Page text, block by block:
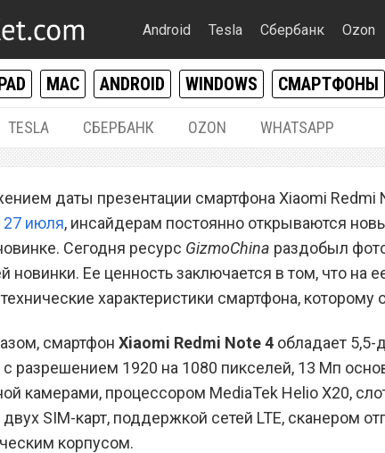
Android Tesla Сбербанк Ozon
MAC ANDROID WINDOWS СМАРТФОНЫ
TESLA СБЕРБАНК OZON WHATSAPP
технические
Redmi Note 4
даты презентации смартфона Xiaomi Redmi
27 июля, инсайдерам постоянно открываются
Сегодня ресурс GizmoChina раздобыл
новинки. Ее ценность заключается в том, что на
характеристики смартфона, которому
смартфон Xiaomi Redmi Note 4 обладает
разрешением 1920 на 1080 пикселей, 13 Мп
камерами, процессором MediaTek Helio X20,
двух SIM-карт, поддержкой сетей LTE, сканером
корпусом.